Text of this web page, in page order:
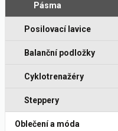
Pásma
Posilovací lavice
Balanční podložky
Cyklotrenažéry
Steppery
Oblečení a móda